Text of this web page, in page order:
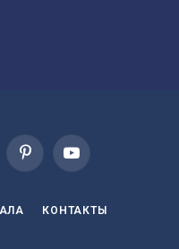
PinterestYouTube
КОНТАКТЫ